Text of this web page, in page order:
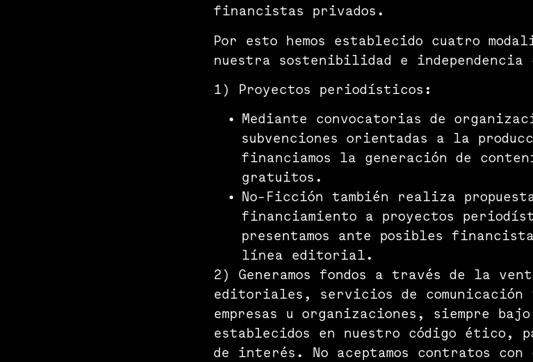
financistas privados.
Por esto hemos establecido cuatro
nuestra sostenibilidad e
1) Proyectos periodísticos:
Mediante convocatorias de
subvenciones orientadas a la
financiamos la generación de
gratuitos.
No-Ficción también realiza
financiamiento a proyectos
presentamos ante posibles
línea editorial.
2) Generamos fondos a través de la
editoriales, servicios de comunicación
empresas u organizaciones, siempre
establecidos en nuestro código ético,
de interés. No aceptamos contratos con